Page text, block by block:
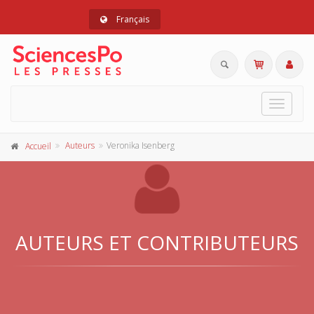
Français
Toggle
Accueil Auteurs Veronika Isenberg
AUTEURS ET CONTRIBUTEURS